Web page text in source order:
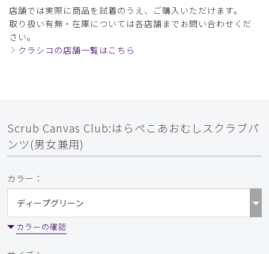
店舗では実際に商品を試着のうえ、ご購入いただけます。
取り扱い有無・在庫については各店舗までお問い合わせくだ
さい。
クラシコの店舗一覧はこちら
Scrub Canvas Club:はらぺこあおむしスクラブパ
ンツ(男女兼用)
カラー：
カラーの確認